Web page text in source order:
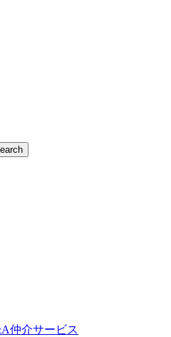
仲介サービス